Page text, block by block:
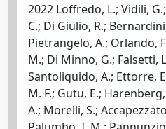
2022 Loffredo, L.; Vidili,
C.; Di Giulio, R.;
Pietrangelo, A.; Orlando,
M.; Di Minno, G.; Falsetti,
Santoliquido, A.; Ettorre,
M. F.; Gutu, E.;
A.; Morelli, S.;